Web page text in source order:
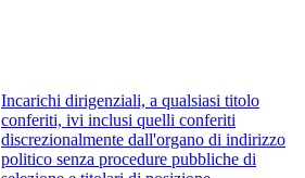
Incarichi dirigenziali, a qualsiasi titolo
conferiti, ivi inclusi quelli conferiti
discrezionalmente dall'organo di indirizzo
politico senza procedure pubbliche di